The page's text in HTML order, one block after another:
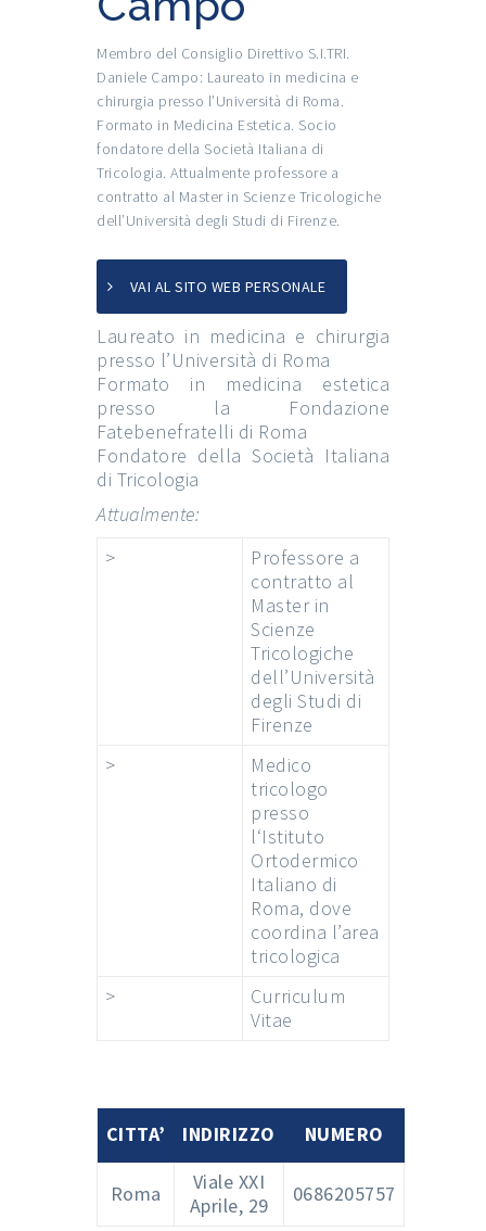
Membro del Consiglio Direttivo S.I.TRI.
Daniele Campo: Laureato in medicina e
chirurgia presso l’Università di Roma.
Formato in Medicina Estetica. Socio
fondatore della Società Italiana di
Tricologia. Attualmente professore a
contratto al Master in Scienze Tricologiche
dell’Università degli Studi di Firenze.
VAI AL SITO WEB PERSONALE
Laureato in medicina e chirurgia
presso l’Università di Roma
Formato in medicina estetica
presso la Fondazione
Fatebenefratelli di Roma
Fondatore della Società Italiana
di Tricologia
Attualmente:
>
Professore a
contratto al
Master in
Scienze
Tricologiche
dell’Università
degli Studi di
Firenze
>
Medico
tricologo
presso
l‘Istituto
Ortodermico
Italiano di
Roma, dove
coordina l’area
tricologica
>
Curriculum
Vitae
CITTA’ INDIRIZZO NUMERO
Roma
Viale XXI
Aprile, 29
0686205757